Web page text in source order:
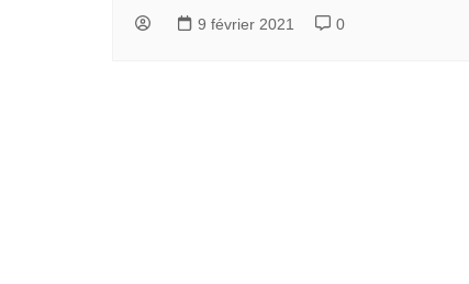
9 février 2021 0